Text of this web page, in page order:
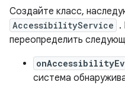
Создайте класс,
AccessibilityService .
переопределить
система